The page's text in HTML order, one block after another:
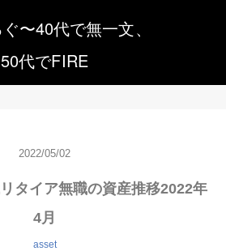
〜40代で無一文、
50代でFIRE
2022/05/02
タイア無職の資産推移2022年
4月
asset